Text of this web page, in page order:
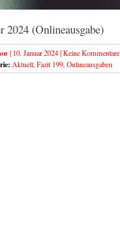
2024 (Onlineausgabe)
| 10. Januar 2024 |Keine Kommentare
Aktuell, Fazit 199, Onlineausgaben